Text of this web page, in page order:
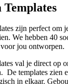
Templates​​
zijn perfect om
We hebben 40
jou ontworpen.
val je direct op
De templates zien
in elkaar.